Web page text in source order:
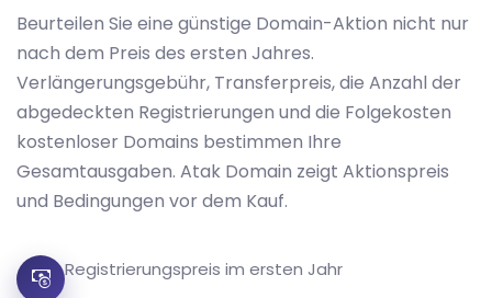
Beurteilen Sie eine günstige Domain-Aktion nicht nur
nach dem Preis des ersten Jahres.
Verlängerungsgebühr, Transferpreis, die Anzahl der
abgedeckten Registrierungen und die Folgekosten
kostenloser Domains bestimmen Ihre
Gesamtausgaben. Atak Domain zeigt Aktionspreis
und Bedingungen vor dem Kauf.
Registrierungspreis im ersten Jahr